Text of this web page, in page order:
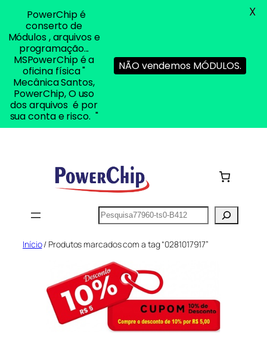
Pesquisar
Início/ Produtos marcados com a tag “0281017917”
PowerChip é
conserto de
Módulos , arquivos e
programação...
MSPowerChip é a
oficina física "
Mecânica Santos,
PowerChip, O uso
dos arquivos é por
sua conta e risco. "
NÃO vendemos MÓDULOS.
X